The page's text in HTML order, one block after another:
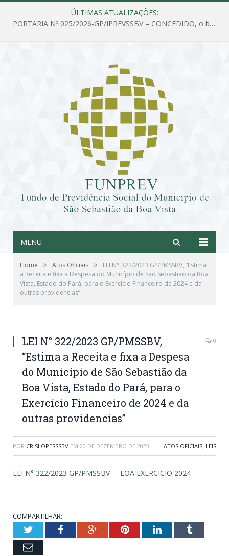
ÚLTIMAS ATUALIZAÇÕES:
PORTARIA Nº 025/2026-GP/IPREVSSBV – CONCEDIDO, o benefício de PENSÃO a MARIA ESTELA DOS SANTOS SOUZA
MENU
Home » Atos Oficiais »
LEI N° 322/2023 GP/PMSSBV, “Estima
a Receita e fixa a Despesa do Município de São Sebastião da Boa
Vista, Estado do Pará, para o Exercício Financeiro de 2024 e da
outras providencias”
LEI N° 322/2023 GP/PMSSBV,
“Estima a Receita e fixa a Despesa
do Município de São Sebastião da
Boa Vista, Estado do Pará, para o
Exercício Financeiro de 2024 e da
outras providencias”
0
POR CRISLOPESSSBV EM 20 DE DEZEMBRO DE 2023 ATOS OFICIAIS, LEIS
LEI N° 322/2023 GP/PMSSBV – LOA EXERCICIO 2024
COMPARTILHAR:
TwitterFacebookGoogle+PinterestLinkedInTumblr
Email